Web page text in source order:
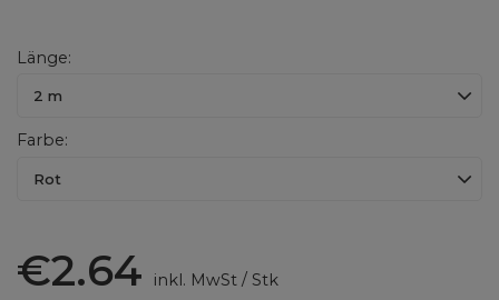
Länge
2 m
Farbe
Rot
€2.64 inkl. MwSt/ Stk